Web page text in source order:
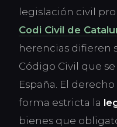
legislación civil
Codi Civil de
herencias difieren
Código Civil que
España. El
forma estricta la
bienes que